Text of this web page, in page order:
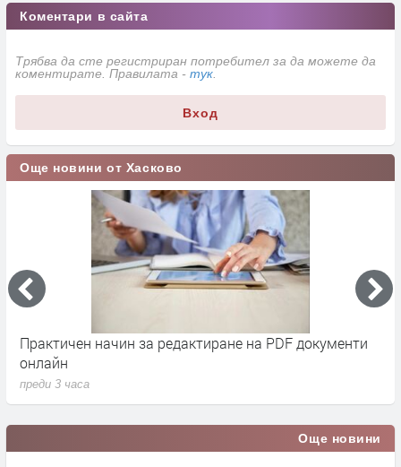
Коментари в сайта
Трябва да сте регистриран потребител за да можете да
коментирате. Правилата - тук
Вход
Още новини от Хасково
Практичен начин за редактиране на PDF документи
онлайн
преди 3 часа
Още новини